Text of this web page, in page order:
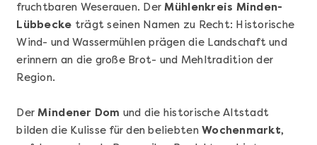
Mehr anzeigen
Sushi Selber Machen - DIY-Set
fruchtbaren Weserauen. DerMühlenkreis Minden-
Lübbecke trägt seinen Namen zu Recht: Historische
Wind- und Wassermühlen prägen die Landschaft und
erinnern an die große Brot- und Mehltradition der
Region.
DerMindener Dom und die historische Altstadt
bilden die Kulisse für den beliebtenWochenmarkt,